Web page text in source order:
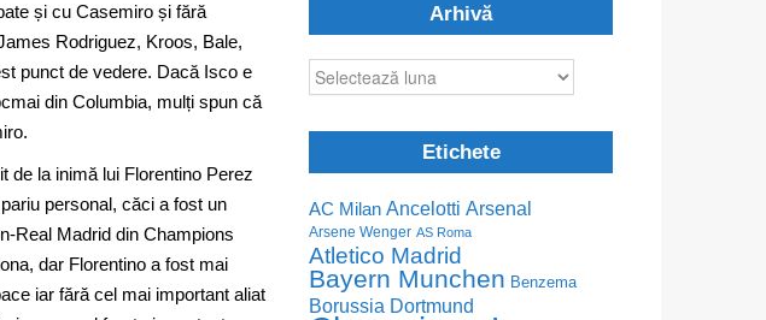
și cu Casemiro și fără
Rodriguez, Kroos, Bale,
punct de vedere. Dacă Isco e
din Columbia, mulți spun că
de la inimă lui Florentino Perez
personal, căci a fost un
Real Madrid din Champions
dar Florentino a fost mai
iar fără cel mai important aliat
Arhivă
Etichete
AC Milan Ancelotti Arsenal
Arsene Wenger AS Roma
Atletico Madrid
Bayern Munchen Benzema
Borussia Dortmund